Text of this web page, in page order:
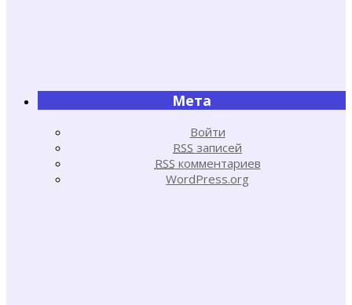
Мета
Войти
RSS записей
RSS комментариев
WordPress.org